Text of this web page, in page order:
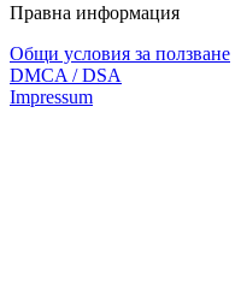
Правна информация
Общи условия за ползване
DMCA / DSA
Impressum